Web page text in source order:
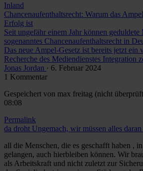
Inland
Chancenaufenthaltsrecht: Warum das
Erfolg ist
Seit ungefähr einem Jahr können geduldete
sogenanntes Chancenaufenthaltsrecht in
Das neue Ampel-Gesetz ist bereits jetzt
Recherche des Mediendienstes Integration
Jonas Jordan · 6. Februar 2024
1 Kommentar
Gespeichert von max freitag (nicht
08:08
Permalink
da droht Ungemach, wir müssen alles daran
all die Menschen, die es geschafft haben ,
gelangen, auch hierbleiben können. Wir
als Arbeitskraft und nicht zuletzt zur